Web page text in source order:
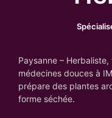
Paysanne –
médecines douces à
prépare des plantes
forme séchée.